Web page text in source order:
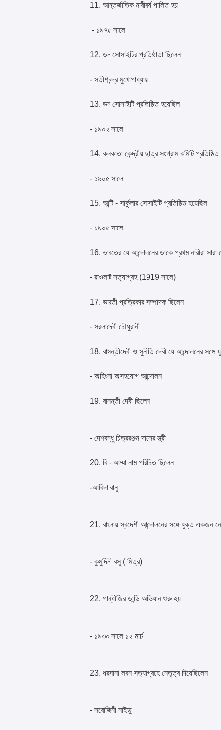
11. আন্তর্জাতিক নারীবর্ষ পালিত হয়
- ১৯৭৫ সালে
12. ডন সোসাইটির প্রতিষ্ঠাতা ছিলেন
- সতীশচন্দ্র মুখোপাধ্যায়
13. ডন সোসাইটি প্রতিষ্ঠিত হয়েছিল
- ১৯০২ সালে
14. কলকাতা কেন্দ্রীয় ছাত্র সংগ্রাম কমিটি প্রতিষ্ঠিত
- ১৯০৫ সালে
15. আন্টি - সার্কুলার সোসাইটি প্রতিষ্ঠিত হয়েছিল
- ১৯০৫ সালে
16. ভারতের যে আন্দোলনের ডাকে প্রথম নারীরা সারা
- রাওলাট সত্যাগ্রহ (1919 সালে)
17. ভারতী প্রত্রিকার সম্পাদক ছিলেন
- সরলাদেবী চৌধুরানী
18. বাসন্তীদেবী ও সুনীতি দেবী যে আন্দোলনের সঙ্গে
- অহিংসা অসহযোগ আন্দোলন
19. বাসন্তী দেবী ছিলেন
- দেশবন্ধু চিত্ররঞ্জন দাসের স্ত্রী
20. বি - আম্মা নাম পরিচিত ছিলেন
-আবিদা বানু
21. বাংলায় স্বদেশী আন্দোলনের সঙ্গে যুক্ত একজন
- কুমুদিনী বসু ( মিত্র)
22. গান্ধীজির ডান্ডি অভিযান শুরু হয়
- ১৯৩০ সালে ১২ মার্চ
23. ধরসানা লবন সত্যাগ্রহে নেতৃত্ব দিয়েছিলেন
- সরোজিনী নাইডু